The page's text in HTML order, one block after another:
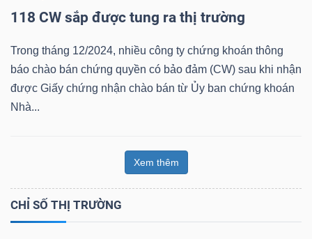
118 CW sắp được tung ra thị trường
Trong tháng 12/2024, nhiều công ty chứng khoán thông
báo chào bán chứng quyền có bảo đảm (CW) sau khi nhận
được Giấy chứng nhận chào bán từ Ủy ban chứng khoán
Nhà...
Xem thêm
CHỈ SỐ THỊ TRƯỜNG
Công
đầu
tư